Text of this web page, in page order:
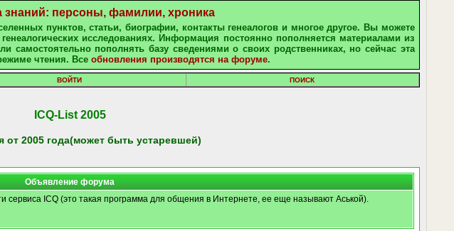
знаний: персоны, фамилии, хроника
пунктов, статьи, биографии, контакты генеалогов и многое другое. Вы можете
исследованиях. Информация постоянно пополняется материалами из
самостоятельно пополнять базу сведениями о своих родственниках, но сейчас эта
чтения. Все обновления производятся на форуме.
ВОЙТИ ПОИСК
ICQ-List 2005
от 2005 года(может быть устаревшей)
Объявление форума
сервиса ICQ (это такая программа для общения в Интернете, ее еще называют Аськой).